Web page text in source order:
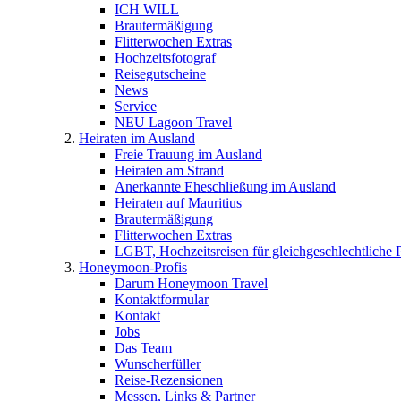
ICH WILL
Brautermäßigung
Flitterwochen Extras
Hochzeitsfotograf
Reisegutscheine
News
Service
NEU Lagoon Travel
Heiraten im Ausland
Freie Trauung im Ausland
Heiraten am Strand
Anerkannte Eheschließung im Ausland
Heiraten auf Mauritius
Brautermäßigung
Flitterwochen Extras
LGBT, Hochzeitsreisen für gleichgeschlechtliche
Honeymoon-Profis
Darum Honeymoon Travel
Kontaktformular
Kontakt
Jobs
Das Team
Wunscherfüller
Reise-Rezensionen
Messen, Links & Partner